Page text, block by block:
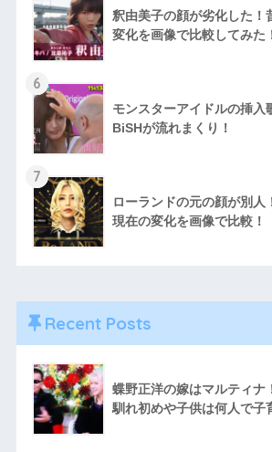
釈由美子の顔が劣化した！
変化を画像で比較してみた
6
モンスターアイドルの挿入
BiSHが流れまくり！
7
ローランドの元の顔が別人
現在の変化を画像で比較！
Recent Posts
蝶野正洋の嫁はマルティナ
馴れ初めや子供は何人で子